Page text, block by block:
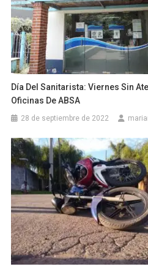
Día Del Sanitarista: Viernes Sin
Oficinas De ABSA
28 de septiembre de 2022